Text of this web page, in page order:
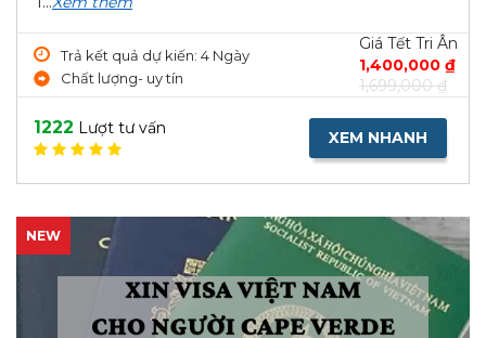
Trả kết quả dự kiến: 4 Ngày
Chất lượng- uy tín
Giá Tết Tri Ân
1,400,000 ₫
1,699,000 ₫
1222 Lượt tư vấn XEM NHANH
NEW